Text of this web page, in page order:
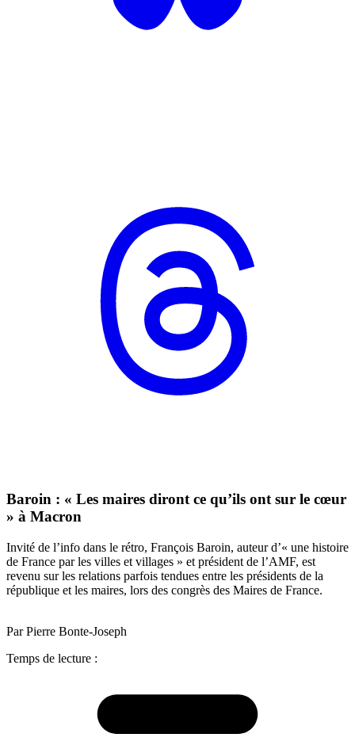
Baroin : « Les maires diront ce qu’ils ont sur le cœur
» à Macron
Invité de l’info dans le rétro, François Baroin, auteur d’« une histoire
de France par les villes et villages » et président de l’AMF, est
revenu sur les relations parfois tendues entre les présidents de la
république et les maires, lors des congrès des Maires de France.
Par Pierre Bonte-Joseph
Temps de lecture :